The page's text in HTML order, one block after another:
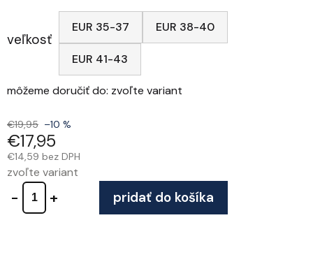
€19,95 –10 %
€17,95
€14,59 bez DPH
zvoľte variant
pridať do košíka
veľkosť
EUR 35-37 EUR 38-40
EUR 41-43
môžeme doručiť do: zvoľte variant